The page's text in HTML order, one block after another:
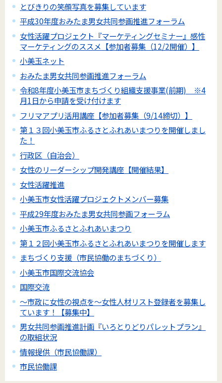
とびきりの笑顔写真を募集しています
平成30年度おみたま男女共同参画推進フォーラム
女性活躍プロジェクト『マーケティングセミナー』感性
マーケティングのススメ【参加者募集（12/2開催）】
小美玉ネット
おみたま男女共同参画推進フォーラム
令和8年度小美玉市まちづくり組織支援事業(前期) ※4
月1日から申請を受け付けます
フリマアプリ活用講座【参加者募集（9/14締切）】
第１３回小美玉市ふるさとふれあいまつりを開催しまし
た！
行政区（自治会）
女性のリーダーシップ開発講座【開催結果】
女性活躍推進
小美玉市女性活躍プロジェクトメンバー募集
平成29年度おみたま男女共同参画フォーラム
小美玉市ふるさとふれあいまつり
第１２回小美玉市ふるさとふれあいまつりを開催します
まちづくり支援（市民協働のまちづくり）
小美玉市国際交流協会
国際交流
～市政に女性の視点を～女性人材リスト登録者を募集し
ています！【募集中】
男女共同参画推進計画『いろとりどりパレットプラン』
の取組状況
情報提供（市民協働課）
市民協働課